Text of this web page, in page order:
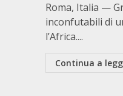
Roma, Italia —
inconfutabili di
l’Africa....
Continua a